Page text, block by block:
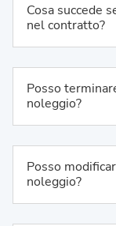
Cosa succede
nel contratto?
Posso
noleggio?
Posso
noleggio?